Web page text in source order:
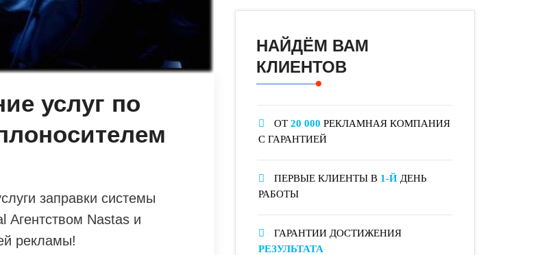
услуг по
заправки системы
Агентством Nastas и
рекламы!
НАЙДЁМ ВАМ
КЛИЕНТОВ
ОТ 20 000 РЕКЛАМНАЯ КОМПАНИЯ
С ГАРАНТИЕЙ
ПЕРВЫЕ КЛИЕНТЫ В 1-Й ДЕНЬ
РАБОТЫ
ГАРАНТИИ ДОСТИЖЕНИЯ
РЕЗУЛЬТАТА